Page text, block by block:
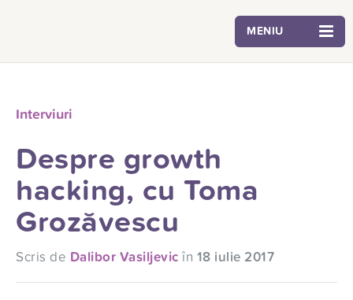
MENIU
Interviuri
Despre growth
hacking, cu Toma
Grozăvescu
Scris de Dalibor Vasiljevic în 18 iulie 2017